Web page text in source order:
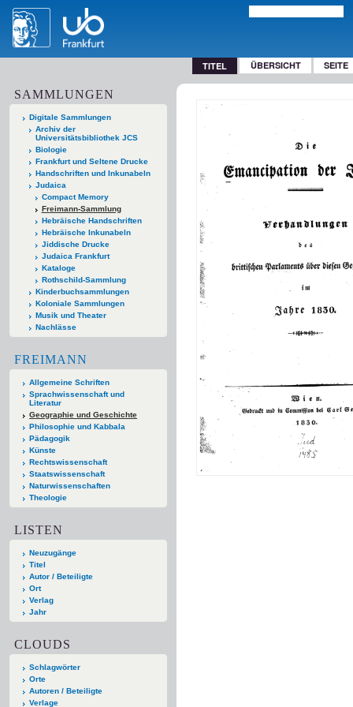
TITEL ÜBERSICHT SEITE
SAMMLUNGEN
Digitale Sammlungen
Archiv der
Universitätsbibliothek JCS
Biologie
Frankfurt und Seltene Drucke
Handschriften und Inkunabeln
Judaica
Compact Memory
Freimann-Sammlung
Hebräische Handschriften
Hebräische Inkunabeln
Jiddische Drucke
Judaica Frankfurt
Kataloge
Rothschild-Sammlung
Kinderbuchsammlungen
Koloniale Sammlungen
Musik und Theater
Nachlässe
FREIMANN
Allgemeine Schriften
Sprachwissenschaft und
Literatur
Geographie und Geschichte
Philosophie und Kabbala
Pädagogik
Künste
Rechtswissenschaft
Staatswissenschaft
Naturwissenschaften
Theologie
LISTEN
Neuzugänge
Titel
Autor / Beteiligte
Ort
Verlag
Jahr
CLOUDS
Schlagwörter
Orte
Autoren / Beteiligte
Verlage